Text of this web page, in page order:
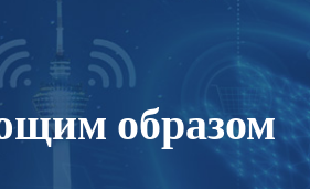
образом